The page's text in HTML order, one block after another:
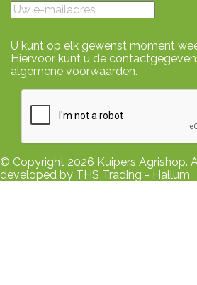
U kunt op elk gewenst moment
Hiervoor kunt u de
algemene voorwaarden.
© Copyright 2026 Kuipers Agrishop.
developed by THS Trading - Hallum